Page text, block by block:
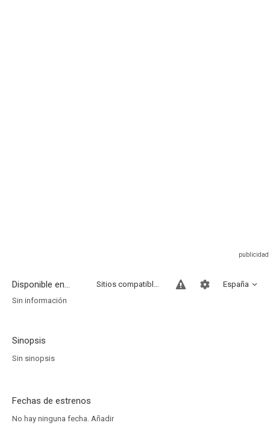
Disponible en... España
Sitios compatibles
Sin información
Sinopsis
Sin sinopsis
Fechas de estrenos
No hay ninguna fecha. Añadir